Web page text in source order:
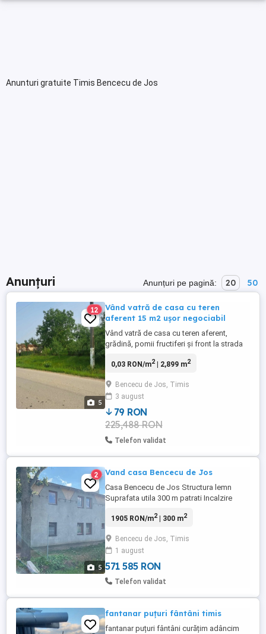
Anunturi gratuite Timis Bencecu de Jos
Anunțuri Anunțuri pe pagină: 20 50
5
12
Vând vatră de casa cu teren
aferent 15 m2 ușor negociabil
Vând vatră de casa cu teren aferent,
grădină, pomii fructiferi și front la strada
pătrați! Situată în Bencecul de Jos,
ușor negociabil
0,03 RON/m2| 2,899 m2
Bencecu de Jos, Timis
3 august
79 RON
225,488 RON
Telefon validat
5
2 Vand casa Bencecu de Jos
Casa Bencecu de Jos Structura lemn
Suprafata utila 300 m patrati Incalzire
septica
1905 RON/m2| 300 m2
Bencecu de Jos, Timis
1 august
571 585 RON
Telefon validat
fantanar puțuri fântâni timis
fantanar puțuri fântâni curățim adâncim